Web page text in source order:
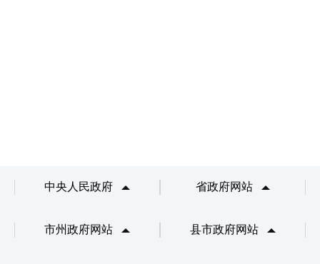
中央人民政府 省政府网站
市州政府网站 县市政府网站